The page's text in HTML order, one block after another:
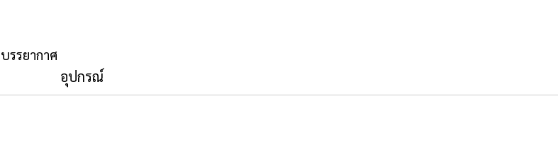
รรยากาศ
อุปกรณ์